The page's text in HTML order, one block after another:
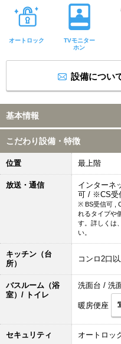
オートロック
TVモニター
ホン
設備につい
基本情報
こだわり設備・特徴
位置 最上階
放送・通信
インターネ
可 / ※CS受
※ BS受信可 ,
れるタイプや
す。詳しくは
い。
キッチン（台
所）
コンロ2口
バスルーム（浴
室）/ トイレ
洗面台 / 洗
暖房便座
セキュリティ オートロッ